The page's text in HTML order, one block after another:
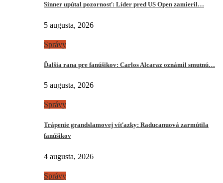
Sinner upútal pozornosť: Líder pred US Open zamieril…
5 augusta, 2026
Správy
Ďalšia rana pre fanúšikov: Carlos Alcaraz oznámil smutnú…
5 augusta, 2026
Správy
Trápenie grandslamovej víťazky: Raducanuová zarmútila
fanúšikov
4 augusta, 2026
Správy